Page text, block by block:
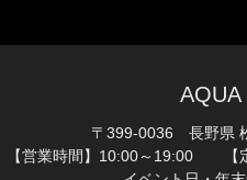
AQUA
〒399-0036 長野県
【営業時間】10:00～19:00 【